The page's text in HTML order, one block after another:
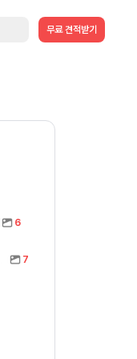
무료 견적받기
6
7